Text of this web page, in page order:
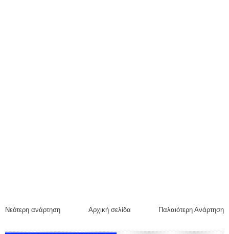
Νεότερη ανάρτηση Παλαιότερη Ανάρτηση
Αρχική σελίδα